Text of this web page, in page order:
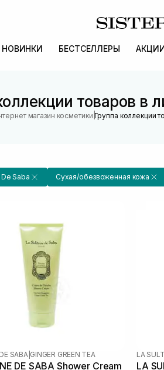
НОВИНКИ БЕСТСЕЛЛЕРЫ
товаров в
магазин косметики |Группа коллекции
Saba Сухая/обезвоженная кожа
SABA GINGER GREEN TEA
DE SABA Shower Cream
LA
LA